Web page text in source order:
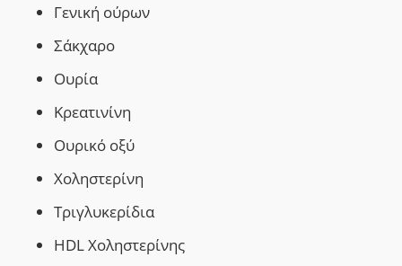
Γενική ούρων
Σάκχαρο
Ουρία
Κρεατινίνη
Ουρικό οξύ
Χοληστερίνη
Τριγλυκερίδια
ΗDL Χοληστερίνης